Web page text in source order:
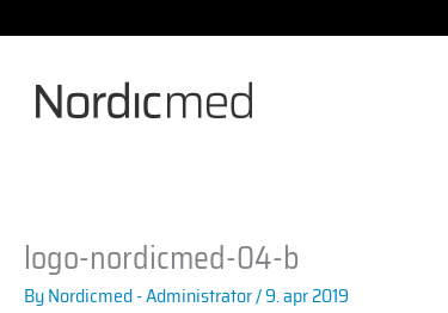
to
logo-nordicmed-04-b
ByNordicmed - Administrator/9. apr 2019